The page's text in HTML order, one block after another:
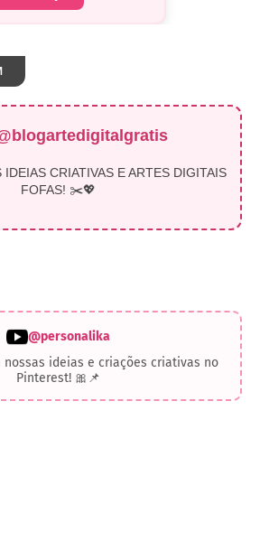
IDEIAS CRIATIVAS E ARTES DIGITAIS
FOFAS! ✂️💖
@personalika
nossas ideias e criações criativas no
Pinterest! 🎀📌